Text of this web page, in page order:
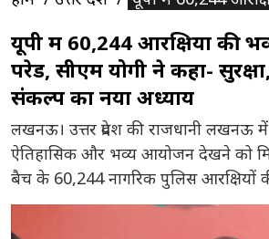
यूपी में 60,244 आरक्षियों की
परेड, सीएम योगी ने कहा-
संकल्प का नया अध्याय
लखनऊ। उत्तर प्रदेश की राजधानी लखनऊ
ऐतिहासिक और भव्य आयोजन देखने को
बैच के 60,244 नागरिक पुलिस आरक्षियों
(पासिंग आउट परेड) आयोजित की गई।
पुलिस परेड ग्राउंड, रिजर्व पुलिस लाइन्स